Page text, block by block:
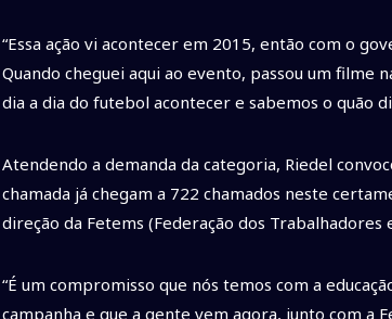
“Essa ação vi acontecer em 2015, então com o
Quando cheguei aqui ao evento, passou um filme
dia a dia do futebol acontecer e sabemos o quão
Atendendo a demanda da categoria, Riedel
chamada já chegam a 722 chamados neste
direção da Fetems (Federação dos Trabalhadores
“É um compromisso que nós temos com a
campanha e que a gente vem agora, junto com a